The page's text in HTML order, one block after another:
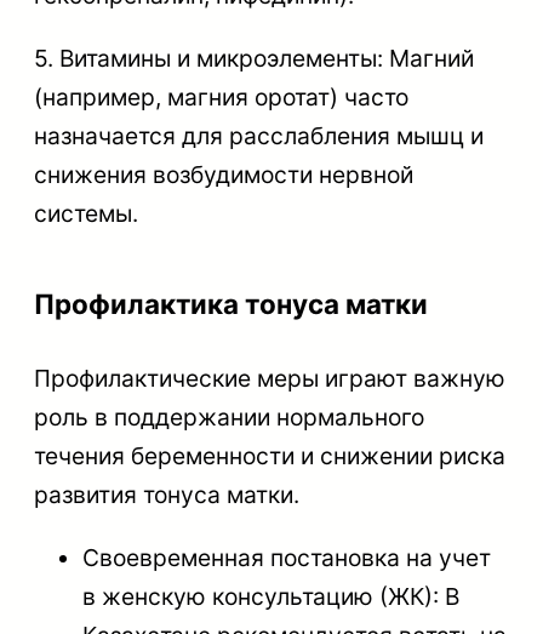
5. Витамины и микроэлементы: Магний
(например, магния оротат) часто
назначается для расслабления мышц и
снижения возбудимости нервной
системы.
Профилактика тонуса матки
Профилактические меры играют важную
роль в поддержании нормального
течения беременности и снижении риска
развития тонуса матки.
Своевременная постановка на учет
в женскую консультацию (ЖК): В